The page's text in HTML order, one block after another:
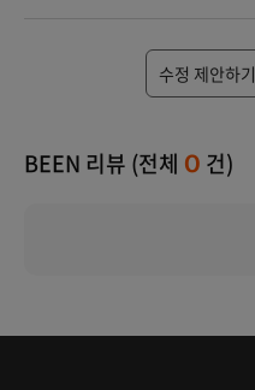
수정 제안하기
BEEN 리뷰 (전체 0 건)